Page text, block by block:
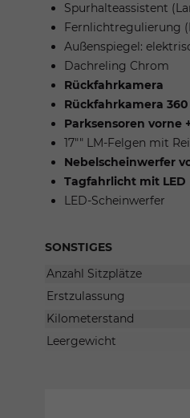
Spurhalteassistent
Fernlichtregulierung
Außenspiegel:
Dachreling Chrom
Rückfahrkamera
Rückfahrkamera 360
Parksensoren vorne
17"" LM-Felgen mit
Nebelscheinwerfer
Tagfahrlicht mit LED
LED-Scheinwerfer
SONSTIGES
Anzahl Sitzplätze
Erstzulassung
Kilometerstand
Leergewicht